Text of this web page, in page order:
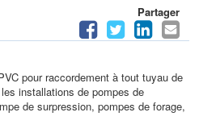
Partager
pour raccordement à tout tuyau de
installations de pompes de
de surpression, pompes de forage,